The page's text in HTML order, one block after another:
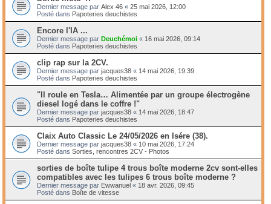
Dernier message par Alex 46 « 25 mai 2026, 12:00
Posté dans Papoteries deuchistes
Encore l'IA ...
Dernier message par Deuchémoi « 16 mai 2026, 09:14
Posté dans Papoteries deuchistes
clip rap sur la 2CV.
Dernier message par jacques38 « 14 mai 2026, 19:39
Posté dans Papoteries deuchistes
"Il roule en Tesla… Alimentée par un groupe électrogène
diesel logé dans le coffre !"
Dernier message par jacques38 « 14 mai 2026, 18:47
Posté dans Papoteries deuchistes
Claix Auto Classic Le 24/05/2026 en Isére (38).
Dernier message par jacques38 « 10 mai 2026, 17:24
Posté dans Sorties, rencontres 2CV - Photos
sorties de boîte tulipe 4 trous boîte moderne 2cv sont-elles
compatibles avec les tulipes 6 trous boîte moderne ?
Dernier message par Ewwanuel « 18 avr. 2026, 09:45
Posté dans Boîte de vitesse